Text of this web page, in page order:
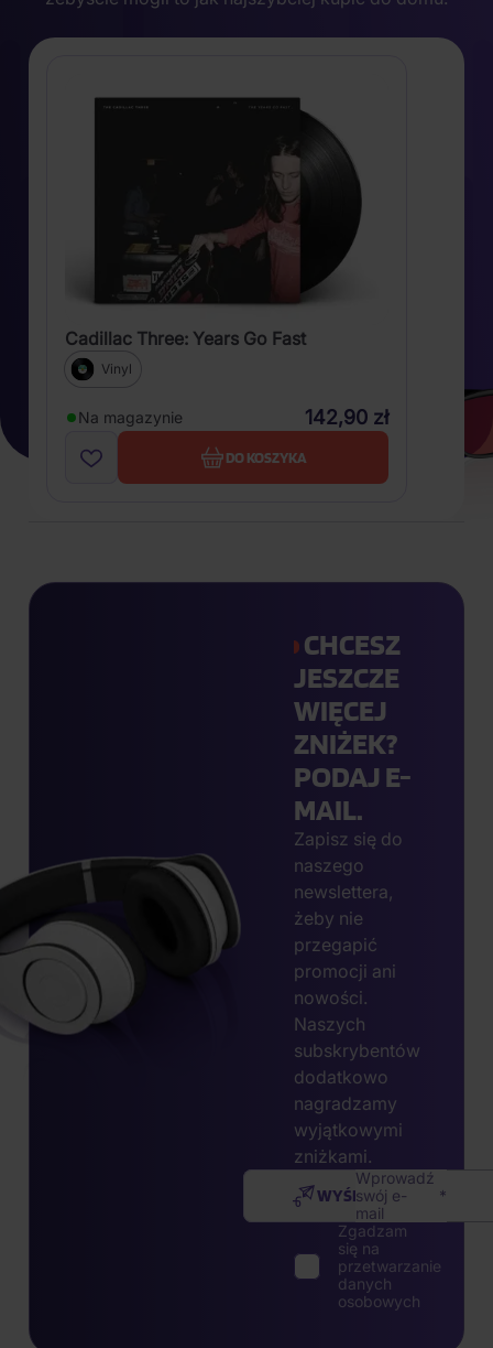
Cadillac Three: Years Go Fast
Vinyl
Na magazynie 142,90 zł
DO KOSZYKA
CHCESZ
JESZCZE
WIĘCEJ
ZNIŻEK?
PODAJ E-
MAIL.
Zapisz się do
naszego
newslettera,
żeby nie
przegapić
promocji ani
nowości.
Naszych
subskrybentów
dodatkowo
nagradzamy
wyjątkowymi
zniżkami.
Wprowadź
swój e-
mail
WYŚLIJ
Zgadzam
się na
przetwarzanie
danych
osobowych